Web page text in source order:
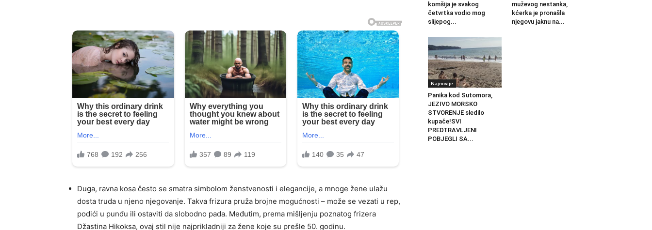
Duga, ravna kosa često se smatra simbolom ženstvenosti i elegancije, a mnoge žene ulažu
dosta truda u njeno njegovanje. Takva frizura pruža brojne mogućnosti – može se vezati u rep,
podići u punđu ili ostaviti da slobodno pada. Međutim, prema mišljenju poznatog frizera
Džastina Hikoksa, ovaj stil nije najprikladniji za žene koje su prešle 50. godinu.
komšija je svakog
četvrtka vodio mog
slijepog...
muževog nestanka,
kćerka je pronašla
njegovu jaknu na...
Najnovije
Panika kod Sutomora,
JEZIVO MORSKO
STVORENJE sledilo
kupače!SVI
PREDTRAVLJENI
POBJEGLI SA...